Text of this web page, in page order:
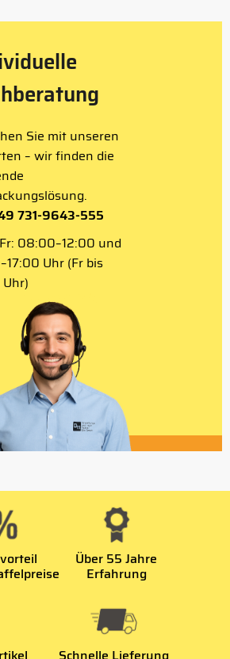
Sie mit unseren
– wir finden die
731-9643-555
08:00–12:00 und
Uhr (Fr bis
Über 55 Jahre
Erfahrung